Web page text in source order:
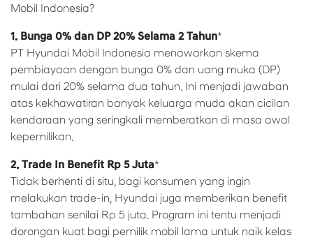
Mobil Indonesia?
1. Bunga 0% dan DP 20% Selama 2 Tahun*
PT Hyundai Mobil Indonesia menawarkan skema
pembiayaan dengan bunga 0% dan uang muka (DP)
mulai dari 20% selama dua tahun. Ini menjadi jawaban
atas kekhawatiran banyak keluarga muda akan cicilan
kendaraan yang seringkali memberatkan di masa awal
kepemilikan.
2. Trade In Benefit Rp 5 Juta*
Tidak berhenti di situ, bagi konsumen yang ingin
melakukan trade-in, Hyundai juga memberikan benefit
tambahan senilai Rp 5 juta. Program ini tentu menjadi
dorongan kuat bagi pemilik mobil lama untuk naik kelas